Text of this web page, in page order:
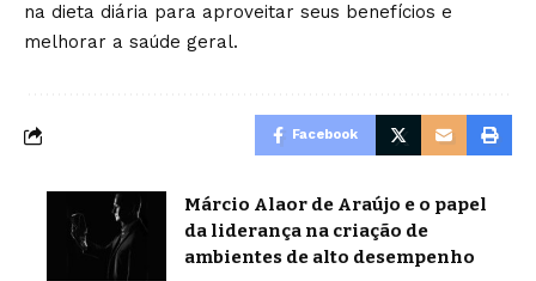
na dieta diária para aproveitar seus benefícios e
melhorar a saúde geral.
Facebook
Márcio Alaor de Araújo e o papel
da liderança na criação de
ambientes de alto desempenho